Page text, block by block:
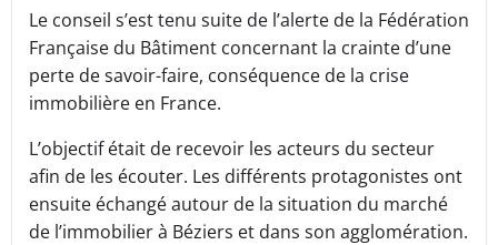
Le conseil s’est tenu suite de l’alerte de la Fédération
Française du Bâtiment concernant la crainte d’une
perte de savoir-faire, conséquence de la crise
immobilière en France.
L’objectif était de recevoir les acteurs du secteur
afin de les écouter. Les différents protagonistes ont
ensuite échangé autour de la situation du marché
de l’immobilier à Béziers et dans son agglomération.